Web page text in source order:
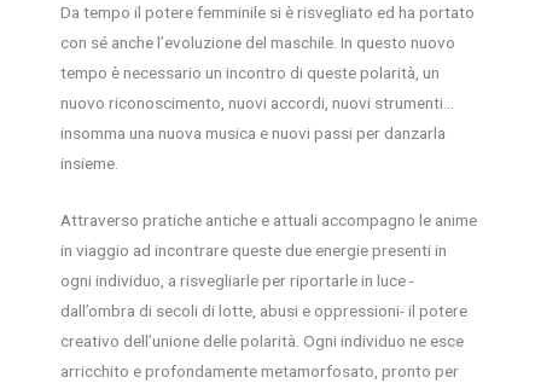
Da tempo il potere femminile si è risvegliato ed ha portato
con sé anche l’evoluzione del maschile. In questo nuovo
tempo è necessario un incontro di queste polarità, un
nuovo riconoscimento, nuovi accordi, nuovi strumenti…
insomma una nuova musica e nuovi passi per danzarla
insieme.
Attraverso pratiche antiche e attuali accompagno le anime
in viaggio ad incontrare queste due energie presenti in
ogni individuo, a risvegliarle per riportarle in luce -
dall’ombra di secoli di lotte, abusi e oppressioni- il potere
creativo dell’unione delle polarità. Ogni individuo ne esce
arricchito e profondamente metamorfosato, pronto per